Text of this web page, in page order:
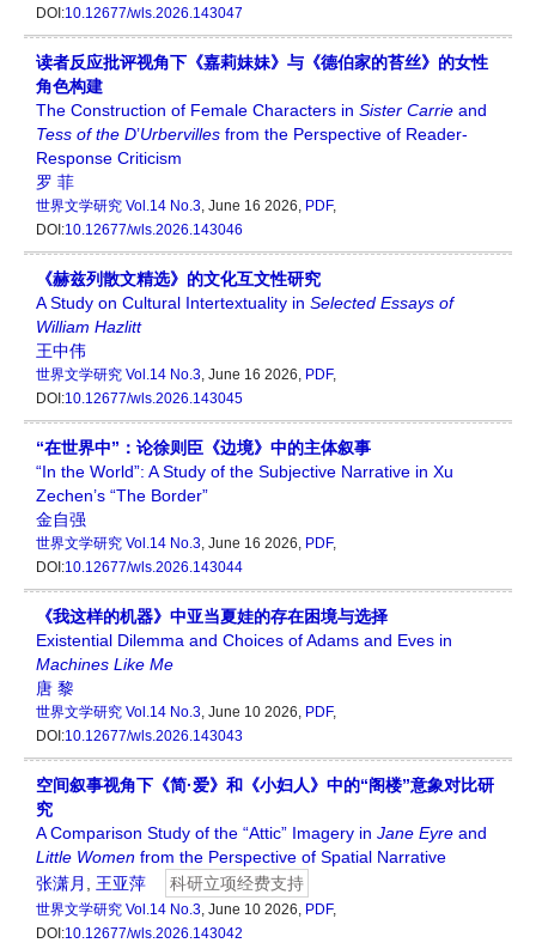
DOI:10.12677/wls.2026.143047
读者反应批评视角下《嘉莉妹妹》与《德伯家的苔丝》的女性
角色构建
The Construction of Female Characters in Sister Carrie and
Tess of the D’Urbervilles from the Perspective of Reader-
Response Criticism
罗 菲
世界文学研究 Vol.14 No.3, June 16 2026, PDF,
DOI:10.12677/wls.2026.143046
《赫兹列散文精选》的文化互文性研究
A Study on Cultural Intertextuality in Selected Essays of
William Hazlitt
王中伟
世界文学研究 Vol.14 No.3, June 16 2026, PDF,
DOI:10.12677/wls.2026.143045
“在世界中”：论徐则臣《边境》中的主体叙事
“In the World”: A Study of the Subjective Narrative in Xu
Zechen’s “The Border”
金自强
世界文学研究 Vol.14 No.3, June 16 2026, PDF,
DOI:10.12677/wls.2026.143044
《我这样的机器》中亚当夏娃的存在困境与选择
Existential Dilemma and Choices of Adams and Eves in
Machines Like Me
唐 黎
世界文学研究 Vol.14 No.3, June 10 2026, PDF,
DOI:10.12677/wls.2026.143043
空间叙事视角下《简·爱》和《小妇人》中的“阁楼”意象对比研
究
A Comparison Study of the “Attic” Imagery in Jane Eyre and
Little Women from the Perspective of Spatial Narrative
张潇月 , 王亚萍 科研立项经费支持
世界文学研究 Vol.14 No.3, June 10 2026, PDF,
DOI:10.12677/wls.2026.143042